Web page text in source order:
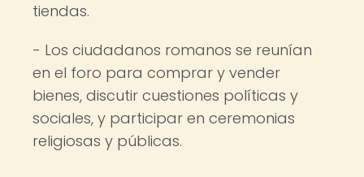
tiendas.
- Los ciudadanos romanos se reunían
en el foro para comprar y vender
bienes, discutir cuestiones políticas y
sociales, y participar en ceremonias
religiosas y públicas.